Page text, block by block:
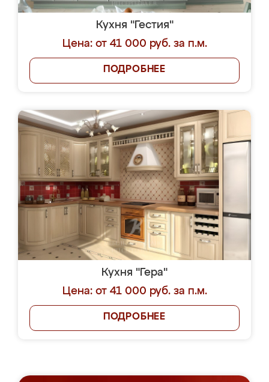
Кухня "Гестия"
Цена: от 41 000 руб. за п.м.
ПОДРОБНЕЕ
Кухня "Гера"
Цена: от 41 000 руб. за п.м.
ПОДРОБНЕЕ